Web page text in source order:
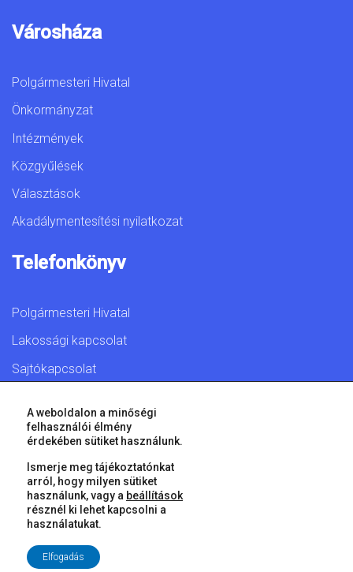
Városháza
Polgármesteri Hivatal
Önkormányzat
Intézmények
Közgyűlések
Választások
Akadálymentesítési nyilatkozat
Telefonkönyv
Polgármesteri Hivatal
Lakossági kapcsolat
Sajtókapcsolat
© 2026 Győr Megyei Jogú Város • Minden jog fenntartva!
A weboldalon a minőségi
felhasználói élmény
érdekében sütiket használunk.
Ismerje meg tájékoztatónkat
arról, hogy milyen sütiket
használunk, vagy a beállítások
résznél ki lehet kapcsolni a
használatukat.
Elfogadás